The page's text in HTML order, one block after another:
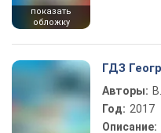
показать
обложку
ГДЗ
Авторы:
Год: 2017
Описание: